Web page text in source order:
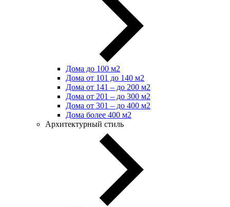
Дома до 100 м2
Дома от 101 до 140 м2
Дома от 141 – до 200 м2
Дома от 201 – до 300 м2
Дома от 301 – до 400 м2
Дома более 400 м2
Архитектурный стиль